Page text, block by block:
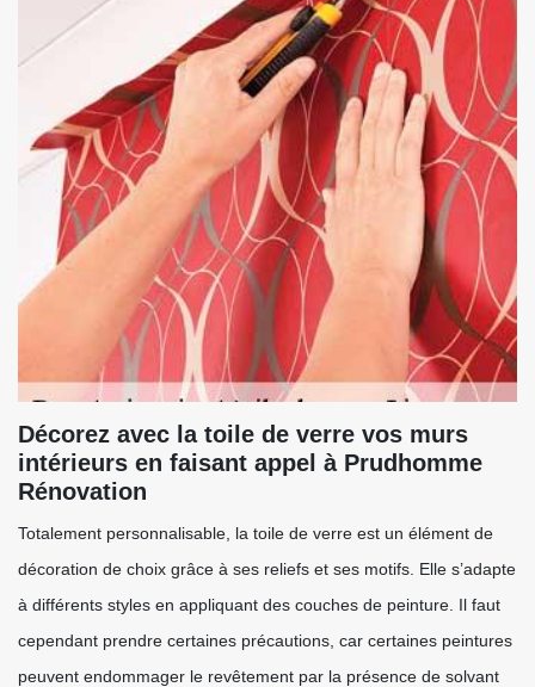
Décorez avec la toile de verre vos murs
intérieurs en faisant appel à Prudhomme
Rénovation
Totalement personnalisable, la toile de verre est un élément de
décoration de choix grâce à ses reliefs et ses motifs. Elle s’adapte
à différents styles en appliquant des couches de peinture. Il faut
cependant prendre certaines précautions, car certaines peintures
peuvent endommager le revêtement par la présence de solvant